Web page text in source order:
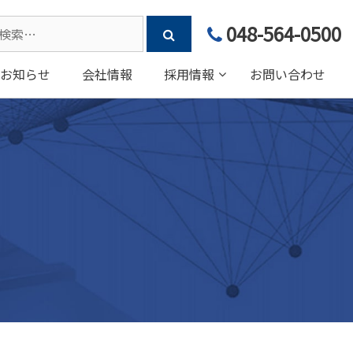
048-564-0500
お知らせ 会社情報 採用情報 お問い合わせ